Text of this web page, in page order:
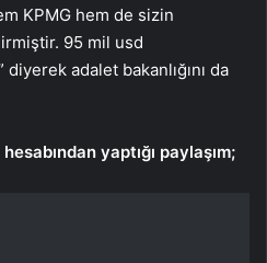
KPMG hem de sizin
95 mil usd
adalet bakanlığını da
yaptığı paylaşım;